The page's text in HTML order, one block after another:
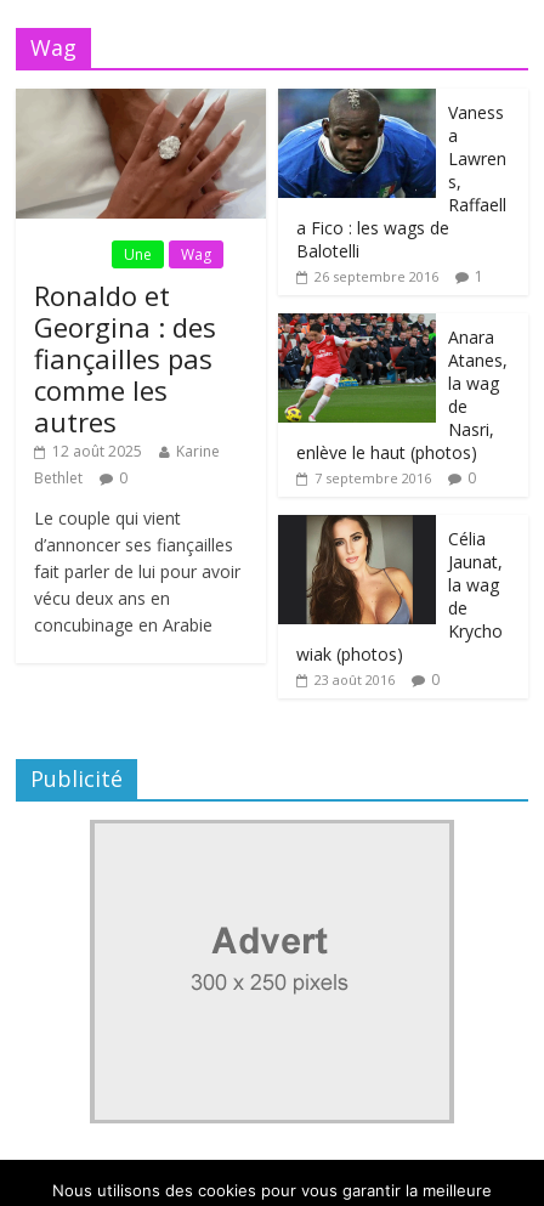
Wag
Une Wag
Ronaldo et
Georgina : des
fiançailles pas
comme les
autres
12 août 2025
Karine
Bethlet
0
Le couple qui vient
d’annoncer ses fiançailles
fait parler de lui pour avoir
vécu deux ans en
concubinage en Arabie
Vaness
a
Lawren
s,
Raffaell
a Fico : les wags de
Balotelli
26 septembre 2016 1
Anara
Atanes,
la wag
de
Nasri,
enlève le haut (photos)
7 septembre 2016 0
Célia
Jaunat,
la wag
de
Krycho
wiak (photos)
23 août 2016 0
Publicité
Nous utilisons des cookies pour vous garantir la meilleure